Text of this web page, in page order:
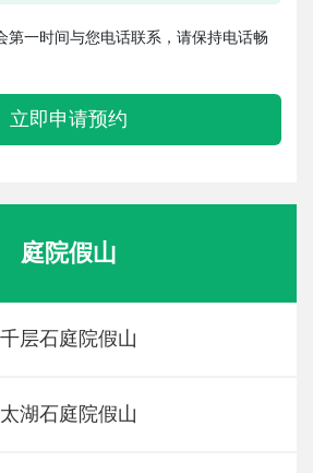
第一时间与您电话联系，请保持电话畅
立即申请预约
庭院假山
千层石庭院假山
太湖石庭院假山